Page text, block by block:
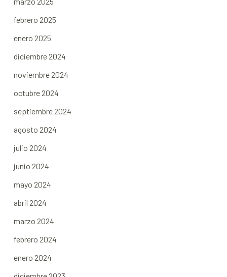
febrero 2025
enero 2025
diciembre 2024
noviembre 2024
octubre 2024
septiembre 2024
agosto 2024
julio 2024
junio 2024
mayo 2024
abril 2024
marzo 2024
febrero 2024
enero 2024